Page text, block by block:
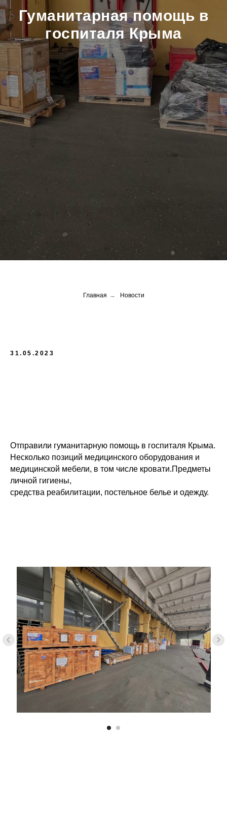
Гуманитарная помощь в
госпиталя Крыма
Главная → Новости
31.05.2023
Отправили гуманитарную помощь в госпиталя Крыма.
Несколько позиций медицинского оборудования и
медицинской мебели, в том числе кровати.Предметы
личной гигиены,
средства реабилитации, постельное белье и одежду.